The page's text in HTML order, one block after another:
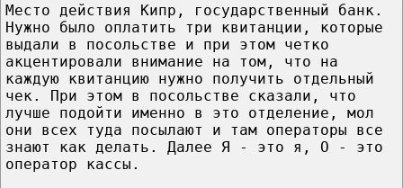
Место действия Кипр, государственный банк.
Нужно было оплатить три квитанции, которые
выдали в посольстве и при этом четко
акцентировали внимание на том, что на
каждую квитанцию нужно получить отдельный
чек. При этом в посольстве сказали, что
лучше подойти именно в это отделение, мол
они всех туда посылают и там операторы все
знают как делать. Далее Я - это я, О - это
оператор кассы.